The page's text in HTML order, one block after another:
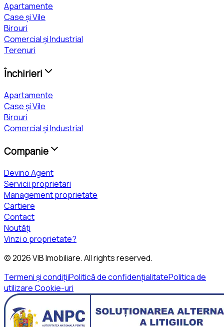
Apartamente
Case și Vile
Birouri
Comercial și Industrial
Terenuri
Închirieri
Apartamente
Case și Vile
Birouri
Comercial și Industrial
Companie
Devino Agent
Servicii proprietari
Management proprietate
Cartiere
Contact
Noutăți
Vinzi o proprietate?
©2026VIB Imobiliare. All rights reserved.
Termeni și condițiiPolitică de confidențialitatePolitica de
utilizare Cookie-uri